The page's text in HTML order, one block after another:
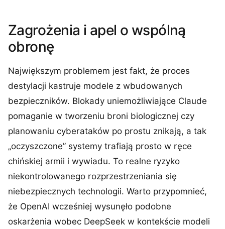
Zagrożenia i apel o wspólną
obronę
Największym problemem jest fakt, że proces
destylacji kastruje modele z wbudowanych
bezpieczników. Blokady uniemożliwiające Claude
pomaganie w tworzeniu broni biologicznej czy
planowaniu cyberataków po prostu znikają, a tak
„oczyszczone” systemy trafiają prosto w ręce
chińskiej armii i wywiadu. To realne ryzyko
niekontrolowanego rozprzestrzeniania się
niebezpiecznych technologii. Warto przypomnieć,
że OpenAI wcześniej wysunęło podobne
oskarżenia wobec DeepSeek w kontekście modeli